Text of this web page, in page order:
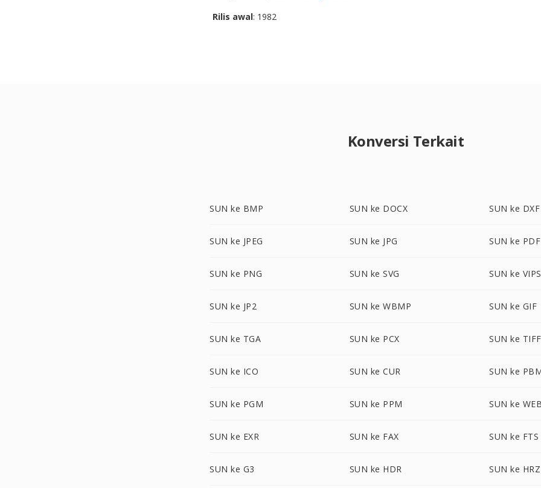
Rilis awal: 1982
Konversi Terkait
SUN ke BMP SUN ke DOCX SUN ke DXF
SUN ke JPEG SUN ke JPG SUN ke PDF
SUN ke PNG SUN ke SVG SUN ke VIPS
SUN ke JP2 SUN ke WBMP SUN ke GIF
SUN ke TGA SUN ke PCX SUN ke TIFF
SUN ke ICO SUN ke CUR SUN ke
SUN ke PGM SUN ke PPM SUN ke
SUN ke EXR SUN ke FAX SUN ke FTS
SUN ke G3 SUN ke HDR SUN ke HRZ